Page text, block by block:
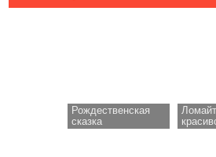
Рождественская
сказка